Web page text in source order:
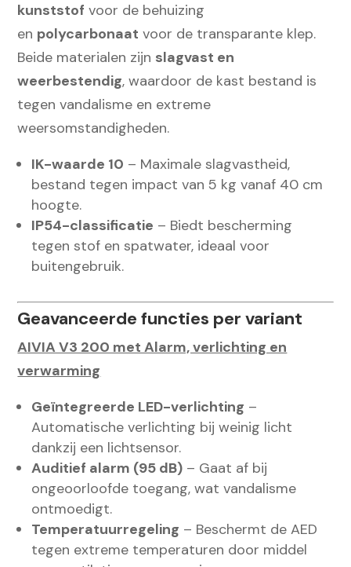
kunststof voor de behuizing
en polycarbonaat voor de transparante klep.
Beide materialen zijn slagvast en
weerbestendig, waardoor de kast bestand is
tegen vandalisme en extreme
weersomstandigheden.
IK-waarde 10 – Maximale slagvastheid,
bestand tegen impact van 5 kg vanaf 40 cm
hoogte.
IP54-classificatie – Biedt bescherming
tegen stof en spatwater, ideaal voor
buitengebruik.
Geavanceerde functies per variant
AIVIA V3 200 met Alarm, verlichting en
verwarming
Geïntegreerde LED-verlichting –
Automatische verlichting bij weinig licht
dankzij een lichtsensor.
Auditief alarm (95 dB) – Gaat af bij
ongeoorloofde toegang, wat vandalisme
ontmoedigt.
Temperatuurregeling – Beschermt de AED
tegen extreme temperaturen door middel